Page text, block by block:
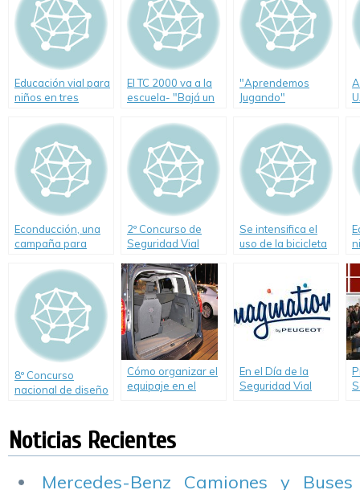
Educación vial para
niños en tres
El TC 2000 va a la
escuela- "Bajá un
"Aprendemos
Jugando"
Educación Vial del
Gobierno de la
Ciudad
Econducción, una
campaña para
ambiente
2º Concurso de
Seguridad Vial
Se intensifica el
uso de la bicicleta
8º Concurso
nacional de diseño
Cómo organizar el
equipaje en el
En el Día de la
Seguridad Vial
Noticias Recientes
Mercedes-Benz Camiones y